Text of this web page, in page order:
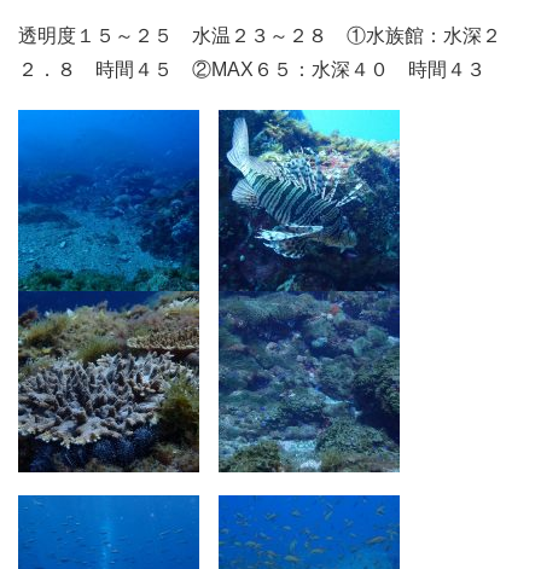
透明度１５～２５ 水温２３～２８ ①水族館：水深２
２．８ 時間４５ ②MAX６５：水深４０ 時間４３